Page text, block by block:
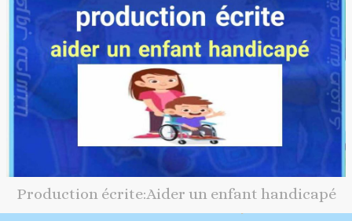
Production écrite:Aider un enfant handicapé